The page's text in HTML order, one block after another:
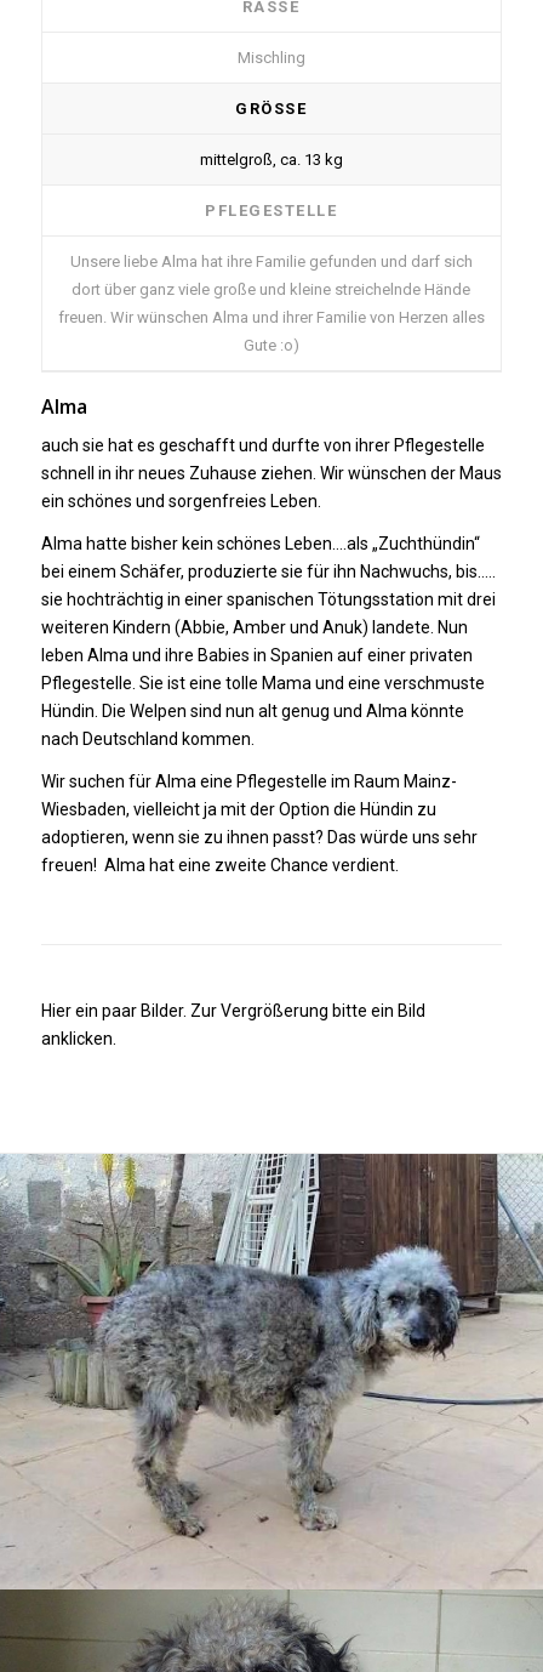
RASSE
Mischling
GRÖSSE
mittelgroß, ca. 13 kg
PFLEGESTELLE
Unsere liebe Alma hat ihre Familie gefunden und darf sich
dort über ganz viele große und kleine streichelnde Hände
freuen. Wir wünschen Alma und ihrer Familie von Herzen alles
Gute :o)
Alma
auch sie hat es geschafft und durfte von ihrer Pflegestelle
schnell in ihr neues Zuhause ziehen. Wir wünschen der Maus
ein schönes und sorgenfreies Leben.
Alma hatte bisher kein schönes Leben….als „Zuchthündin“
bei einem Schäfer, produzierte sie für ihn Nachwuchs, bis…..
sie hochträchtig in einer spanischen Tötungsstation mit drei
weiteren Kindern (Abbie, Amber und Anuk) landete. Nun
leben Alma und ihre Babies in Spanien auf einer privaten
Pflegestelle. Sie ist eine tolle Mama und eine verschmuste
Hündin. Die Welpen sind nun alt genug und Alma könnte
nach Deutschland kommen.
Wir suchen für Alma eine Pflegestelle im Raum Mainz-
Wiesbaden, vielleicht ja mit der Option die Hündin zu
adoptieren, wenn sie zu ihnen passt? Das würde uns sehr
freuen! Alma hat eine zweite Chance verdient.
Hier ein paar Bilder. Zur Vergrößerung bitte ein Bild
anklicken.